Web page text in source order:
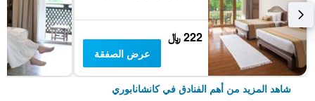
222 ﷼
عرض الصفقة
شاهد المزيد من أهم الفنادق في كانشانابوري